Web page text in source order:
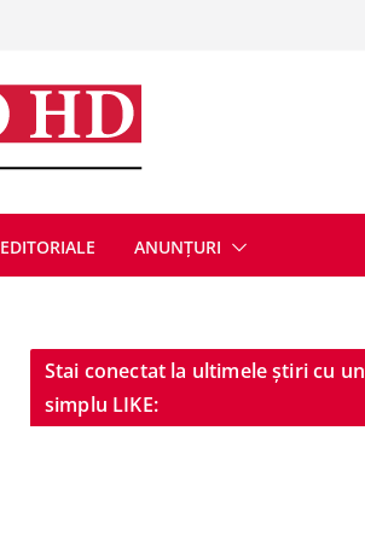
EDITORIALE ANUNȚURI
Stai conectat la ultimele știri cu un
simplu LIKE: